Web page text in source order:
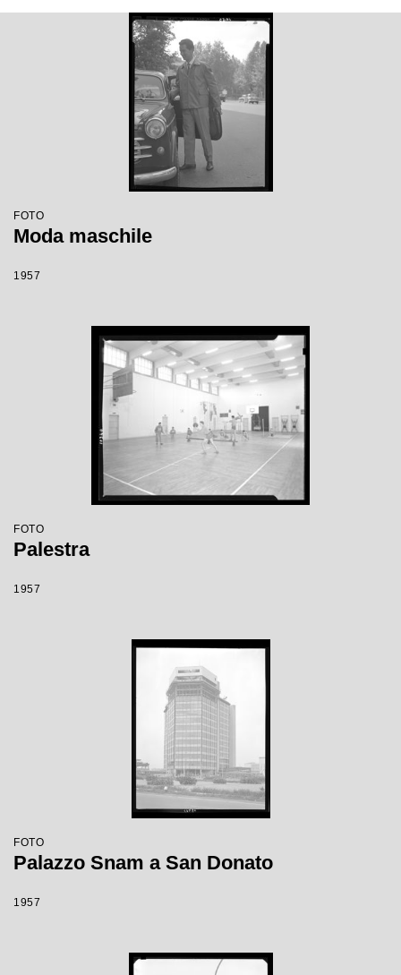
FOTO
Moda maschile
1957
FOTO
Palestra
1957
FOTO
Palazzo Snam a San Donato
1957